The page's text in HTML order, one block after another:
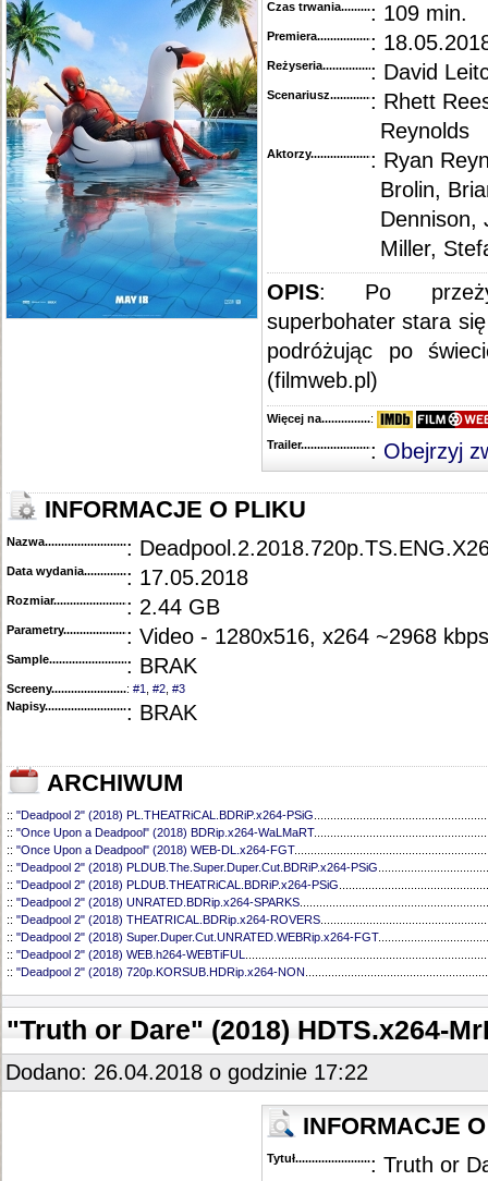
Czas trwania......................................
: 109 min.
Premiera..........................................
:
Reżyseria........................................
: David
Scenariusz........................................
: Rhett
Reynolds
Aktorzy...........................................
: Ryan
Brolin,
Dennison,
Miller,
OPIS: Po
superbohater stara
podróżując po
(filmweb.pl)
Więcej na........................................
:
Trailer...........................................
: Obejrzyj
INFORMACJE O PLIKU
Nazwa.............................................
:
Data wydania......................................
: 17.05.2018
Rozmiar...........................................
: 2.44 GB
Parametry.........................................: Video - 1280x516, x264 ~2968
Sample............................................
: BRAK
Screeny...........................................
: #1 #2 #3
Napisy............................................
: BRAK
ARCHIWUM
:: "Deadpool 2" (2018) PL.THEATRiCAL.BDRiP.x264-PSiG
:: "Once Upon a Deadpool" (2018) BDRip.x264-WaLMaRT
:: "Once Upon a Deadpool" (2018) WEB-DL.x264-FGT
:: "Deadpool 2" (2018) PLDUB.The.Super.Duper.Cut.BDRiP.x264-PSiG
:: "Deadpool 2" (2018) PLDUB.THEATRiCAL.BDRiP.x264-PSiG
:: "Deadpool 2" (2018) UNRATED.BDRip.x264-SPARKS
:: "Deadpool 2" (2018) THEATRICAL.BDRip.x264-ROVERS
:: "Deadpool 2" (2018) Super.Duper.Cut.UNRATED.WEBRip.x264-FGT
:: "Deadpool 2" (2018) WEB.h264-WEBTiFUL
:: "Deadpool 2" (2018) 720p.KORSUB.HDRip.x264-NON
"Truth or Dare" (2018) HDTS.x264-
Dodano: 26.04.2018 o godzinie 17:22
INFORMACJE
Tytuł............................................
: Truth or